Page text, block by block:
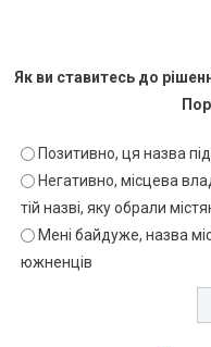
Як ви ставитесь до
Позитивно, ця назва
Негативно, місцева
тій назві, яку обрали
Мені байдуже, назва
южненців